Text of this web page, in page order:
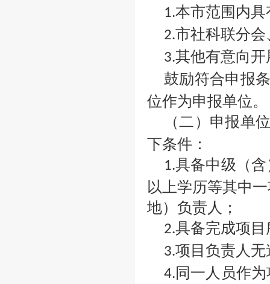
1.本市范围内
2.市社科联分
3.其他有意向
鼓励符合申报
位作为申报单位。
（二）申报单
下条件：
1.具备中级（
以上学历等其中
地）负责人；
2.具备完成项
3.项目负责人
4. 同一人员作